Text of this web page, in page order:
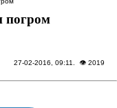
погром
27-02-2016, 09:11 . 👁 2019